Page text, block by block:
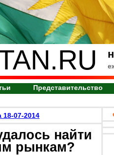
Представительство
18-07-2014
найти
рынкам?